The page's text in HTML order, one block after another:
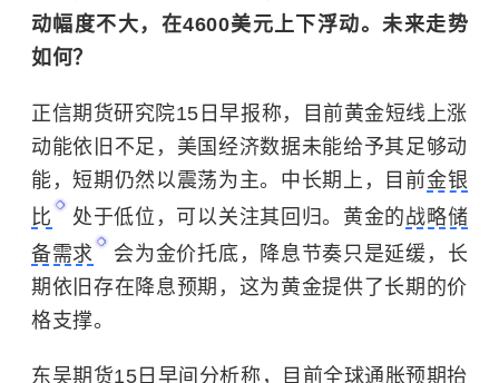
动幅度不大，在4600美元上下浮动。未来走势
如何？
正信期货研究院15日早报称，目前黄金短线上涨
动能依旧不足，美国经济数据未能给予其足够动
能，短期仍然以震荡为主。中长期上，目前金银
比
处于低位，可以关注其回归。黄金的战略储
备需求
会为金价托底，降息节奏只是延缓，长
期依旧存在降息预期，这为黄金提供了长期的价
格支撑。
东吴期货15日早间分析称，目前全球通胀预期抬